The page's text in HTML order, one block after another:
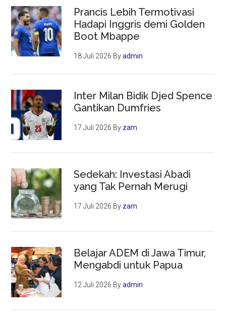
Prancis Lebih Termotivasi
Hadapi Inggris demi Golden
Boot Mbappe
18 Juli 2026 Byadmin
Inter Milan Bidik Djed Spence
Gantikan Dumfries
17 Juli 2026 By zam
Sedekah: Investasi Abadi
yang Tak Pernah Merugi
17 Juli 2026 By zam
Belajar ADEM di Jawa Timur,
Mengabdi untuk Papua
12 Juli 2026 Byadmin